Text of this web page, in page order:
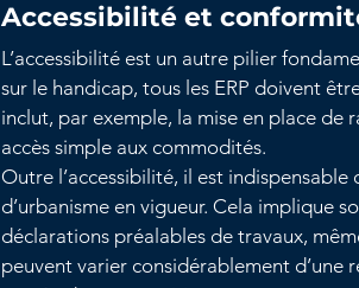
Accessibilité et
L’accessibilité est un autre pilier
sur le handicap, tous les ERP doivent
inclut, par exemple, la mise en place de
accès simple aux commodités.
Outre l’accessibilité, il est indispensable
d’urbanisme en vigueur. Cela implique
déclarations préalables de travaux,
peuvent varier considérablement d’une